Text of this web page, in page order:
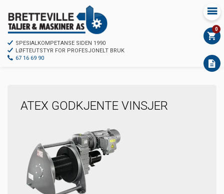
0
SPESIALKOMPETANSE SIDEN 1990
LØFTEUTSTYR FOR PROFESJONELT BRUK
67 16 69 90
ATEX GODKJENTE VINSJER